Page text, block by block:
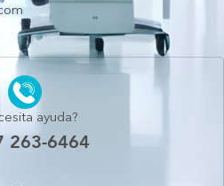
ayuda?
263-6464